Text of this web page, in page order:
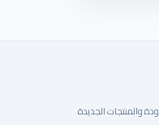
والمنتجات الجديدة